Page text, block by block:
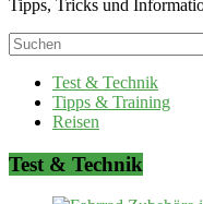
Tipps, Tricks und
Test & Technik
Tipps & Training
Reisen
Test & Technik